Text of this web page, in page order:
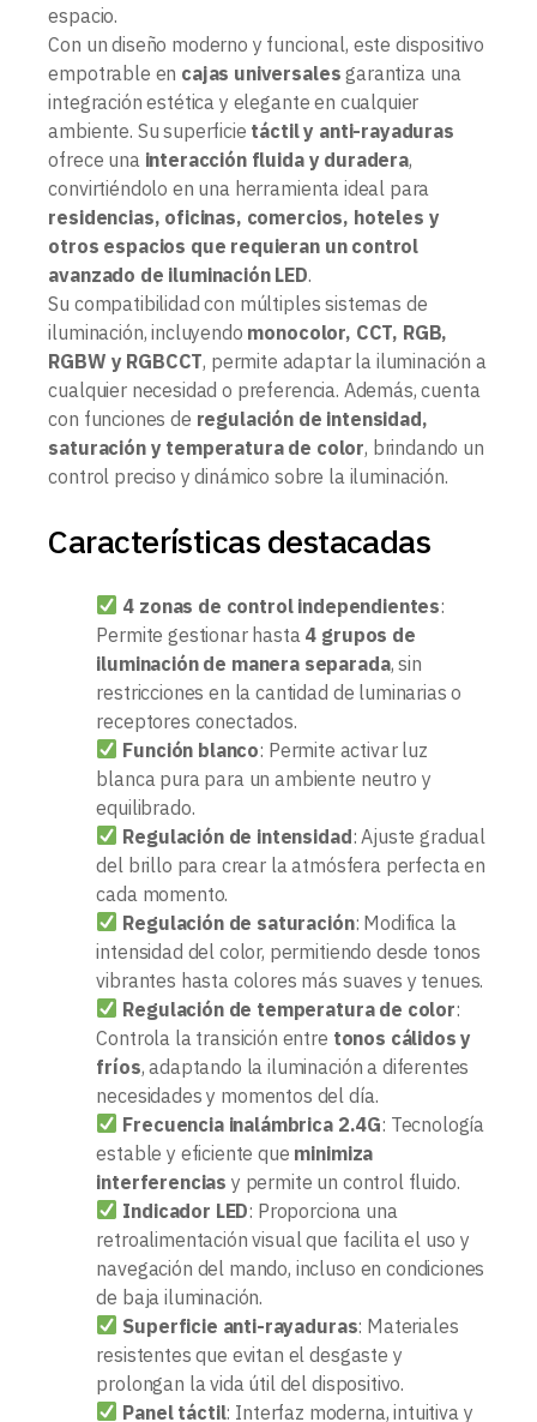
espacio.
Con un diseño moderno y funcional, este dispositivo
empotrable en cajas universales garantiza una
integración estética y elegante en cualquier
ambiente. Su superficie táctil y anti-rayaduras
ofrece una interacción fluida y duradera,
convirtiéndolo en una herramienta ideal para
residencias, oficinas, comercios, hoteles y
otros espacios que requieran un control
avanzado de iluminación LED.
Su compatibilidad con múltiples sistemas de
iluminación, incluyendo monocolor, CCT, RGB,
RGBW y RGBCCT, permite adaptar la iluminación a
cualquier necesidad o preferencia. Además, cuenta
con funciones de regulación de intensidad,
saturación y temperatura de color, brindando un
control preciso y dinámico sobre la iluminación.
Características destacadas
4 zonas de control independientes:
Permite gestionar hasta 4 grupos de
iluminación de manera separada, sin
restricciones en la cantidad de luminarias o
receptores conectados.
Función blanco: Permite activar luz
blanca pura para un ambiente neutro y
equilibrado.
Regulación de intensidad: Ajuste gradual
del brillo para crear la atmósfera perfecta en
cada momento.
Regulación de saturación: Modifica la
intensidad del color, permitiendo desde tonos
vibrantes hasta colores más suaves y tenues.
Regulación de temperatura de color:
Controla la transición entre tonos cálidos y
fríos, adaptando la iluminación a diferentes
necesidades y momentos del día.
Frecuencia inalámbrica 2.4G: Tecnología
estable y eficiente que minimiza
interferencias y permite un control fluido.
Indicador LED: Proporciona una
retroalimentación visual que facilita el uso y
navegación del mando, incluso en condiciones
de baja iluminación.
Superficie anti-rayaduras: Materiales
resistentes que evitan el desgaste y
prolongan la vida útil del dispositivo.
Panel táctil: Interfaz moderna, intuitiva y